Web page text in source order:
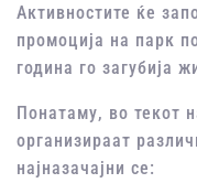
Активностите ќе
промоција на парк
година го загубија
Понатаму, во текот
организираат
најназачајни се: